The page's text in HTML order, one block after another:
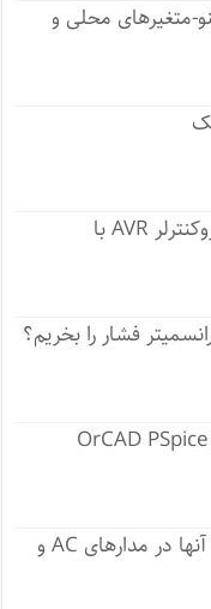
متغیرهای محلی و
دانلود کتاب 11 پروژه میکروکنترلر AVR با
فشار را بخریم؟
انواع اپتوکوپلر و کاربردهای آنها در مدارهای AC و